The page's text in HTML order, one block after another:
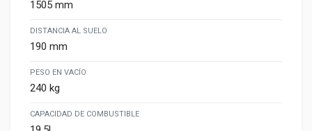
1505 mm
DISTANCIA AL SUELO
190 mm
PESO EN VACÍO
240 kg
CAPACIDAD DE COMBUSTIBLE